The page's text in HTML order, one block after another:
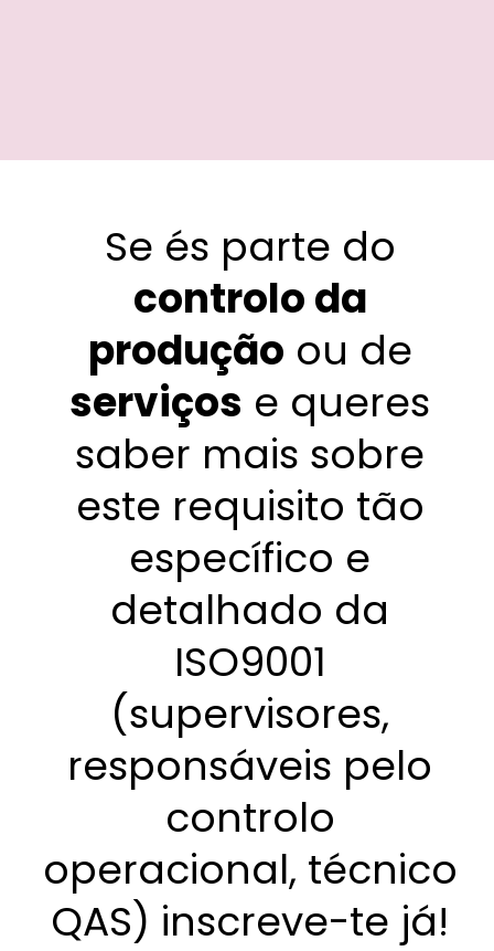
Se és parte do
controlo da
produção ou de
serviços e queres
saber mais sobre
este requisito tão
específico e
detalhado da
ISO9001
(supervisores,
responsáveis pelo
controlo
operacional, técnico
QAS) inscreve-te já!